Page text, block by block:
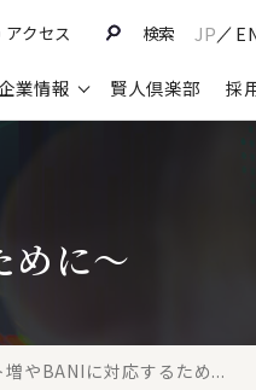
アクセス 検索 JP
業情報 賢人倶楽部 採
ビジネスモデル変革・
ーバル経営管理
リスクマネジメント強化
戦略・営業改革
セミナー
ーアーカイブ
業戦略
・財務
【特集
ージ
ス（法令遵守）
ンサルティングの特徴
めに～
やBANIに対応するため...